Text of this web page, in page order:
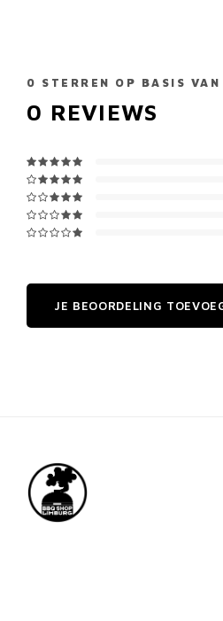
0 STERREN OP BASIS VAN
0 REVIEWS
JE BEOORDELING